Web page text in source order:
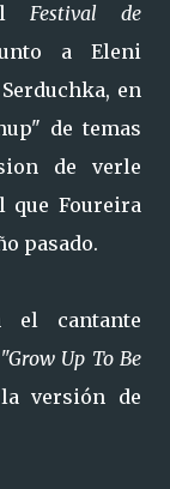
Festival de
a Eleni
en
de temas
de verle
que Foureira
pasado.
el cantante
"Grow Up To Be
versión de